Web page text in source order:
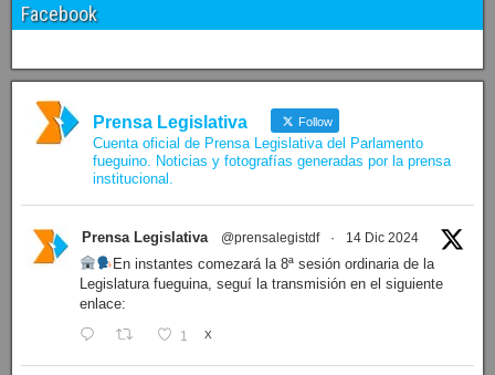
Facebook
Prensa Legislativa Follow
Cuenta oficial de Prensa Legislativa del Parlamento
fueguino. Noticias y fotografías generadas por la prensa
institucional.
Prensa Legislativa @prensalegistdf · 14 Dic 2024
En instantes comezará la 8ª sesión ordinaria de la
Legislatura fueguina, seguí la transmisión en el siguiente
enlace:
1 X